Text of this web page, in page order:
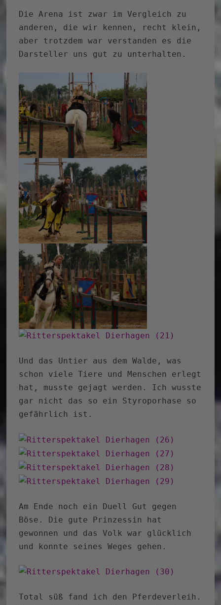
Die Arena ist zwar im Vergleich zu
anderen, die wir kennen, recht klein,
aber trotzdem war verstanden es die
Darsteller uns gut zu unterhalten.
Und das Untier aus dem Walde, was
schon viele Tiere und Menschen erlegt
hat, musste gejagt werden. Ich wusste
gar nicht das so ein Styroporhase so
gefährlich ist.
Am Ende noch ein Duell Gut gegen
Böse. Die gute Prinzessin hat
gewonnen und das Volk war glücklich
und konnte seines Weges gehen.
Total süß fand ich den Pferdeverleih.